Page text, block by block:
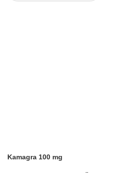
Kamagra 100 mg